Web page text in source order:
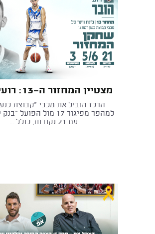
מצטיין המחזור ה-13: רועי הובר
הרכז הוביל את מכבי "קבוצת
למהפך מפיגור 17 מול
עם 21 נקודות, כולל ...